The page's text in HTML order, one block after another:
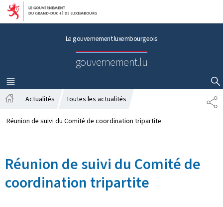
Aller au menu principal
Aller au contenu
Le gouvernement luxembourgeois
gouvernement.lu
MENU
PRINCIPAL
AFFICHER / MASQUER LA RECHERCHE
P
A
c
i
l
Actualités Toutes les actualités
Réunion de suivi du Comité de coordination tripartite
Réunion de suivi du Comité de
coordination tripartite